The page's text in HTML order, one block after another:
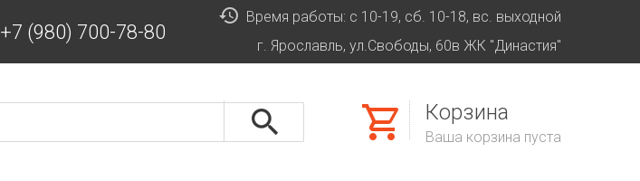
+7 (980) 700-78-80
Время работы: с 10-19, сб. 10-18, вс. выходной
г. Ярославль, ул.Свободы, 60в ЖК "Династия"
Корзина
Ваша корзина пуста